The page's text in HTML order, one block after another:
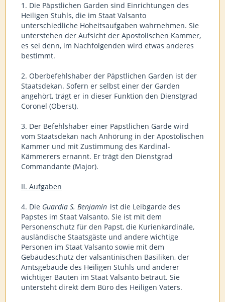
1. Die Päpstlichen Garden sind Einrichtungen des
Heiligen Stuhls, die im Staat Valsanto
unterschiedliche Hoheitsaufgaben wahrnehmen. Sie
unterstehen der Aufsicht der Apostolischen Kammer,
es sei denn, im Nachfolgenden wird etwas anderes
bestimmt.
2. Oberbefehlshaber der Päpstlichen Garden ist der
Staatsdekan. Sofern er selbst einer der Garden
angehört, trägt er in dieser Funktion den Dienstgrad
Coronel (Oberst).
3. Der Befehlshaber einer Päpstlichen Garde wird
vom Staatsdekan nach Anhörung in der Apostolischen
Kammer und mit Zustimmung des Kardinal-
Kämmerers ernannt. Er trägt den Dienstgrad
Commandante (Major).
II. Aufgaben
4. Die Guardia S. Benjamín ist die Leibgarde des
Papstes im Staat Valsanto. Sie ist mit dem
Personenschutz für den Papst, die Kurienkardinäle,
ausländische Staatsgäste und andere wichtige
Personen im Staat Valsanto sowie mit dem
Gebäudeschutz der valsantinischen Basiliken, der
Amtsgebäude des Heiligen Stuhls und anderer
wichtiger Bauten im Staat Valsanto betraut. Sie
untersteht direkt dem Büro des Heiligen Vaters.